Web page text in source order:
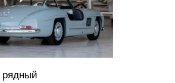
рядный